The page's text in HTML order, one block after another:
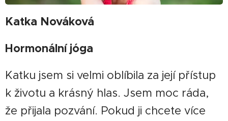
Katka Nováková
Hormonální jóga
Katku jsem si velmi oblíbila za její přístup
k životu a krásný hlas. Jsem moc ráda,
že přijala pozvání. Pokud ji chcete více